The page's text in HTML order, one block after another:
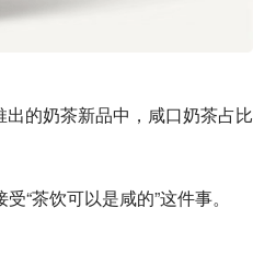
的奶茶新品中，咸口奶茶占比
“茶饮可以是咸的”这件事。